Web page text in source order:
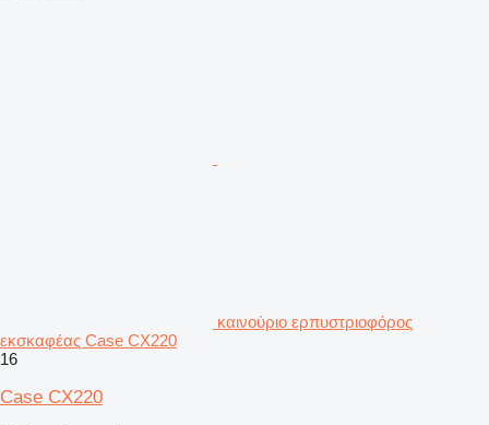
καινούριο ερπυστριοφόρος
εκσκαφέας Case CX220
16
Case CX220